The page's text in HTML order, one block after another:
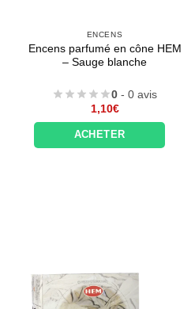
ENCENS
Encens parfumé en cône HEM
– Sauge blanche
0 - 0 avis
1,10€
ACHETER